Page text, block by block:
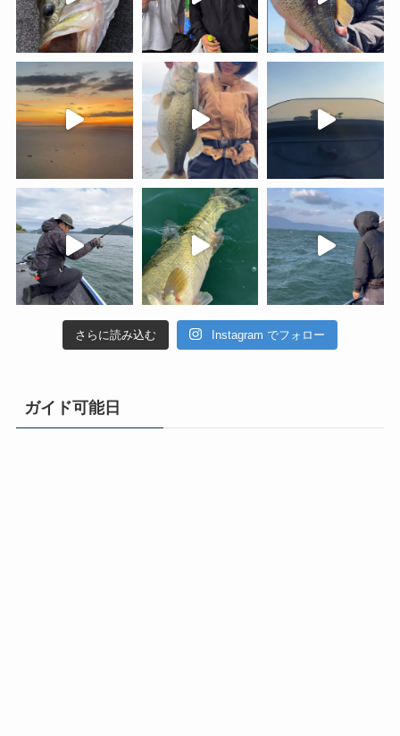
さらに読み込む Instagram でフォロー
ガイド可能日